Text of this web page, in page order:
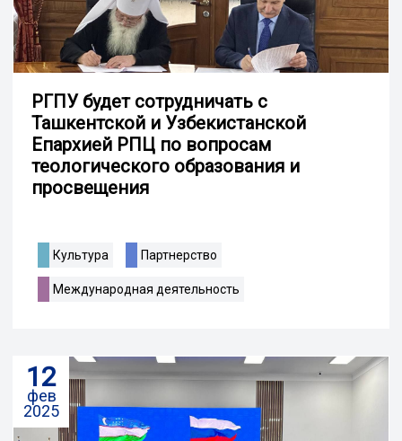
РГПУ будет сотрудничать с
Ташкентской и Узбекистанской
Епархией РПЦ по вопросам
теологического образования и
просвещения
Культура Партнерство
Международная деятельность
12
фев
2025